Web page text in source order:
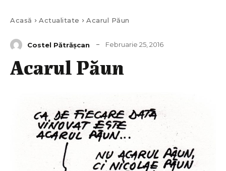
Acasă Actualitate Acarul Păun
Costel Pătrăşcan Februarie 25, 2016
Acarul Păun